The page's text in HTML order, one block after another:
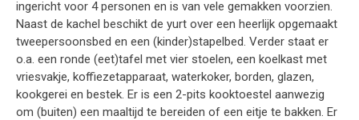
ingericht voor 4 personen en is van vele gemakken voorzien.
Naast de kachel beschikt de yurt over een heerlijk opgemaakt
tweepersoonsbed en een (kinder)stapelbed. Verder staat er
o.a. een ronde (eet)tafel met vier stoelen, een koelkast met
vriesvakje, koffiezetapparaat, waterkoker, borden, glazen,
kookgerei en bestek. Er is een 2-pits kooktoestel aanwezig
om (buiten) een maaltijd te bereiden of een eitje te bakken. Er